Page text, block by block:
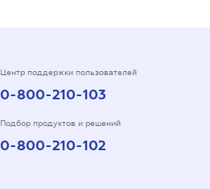
Центр поддержки пользователей
0-800-210-103
Подбор продуктов и решений
0-800-210-102